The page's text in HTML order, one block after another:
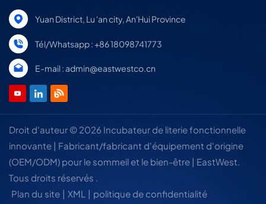
Yuan District, Lu 'an city, An'Hui Province
Tél/Whatsapp : +86 18098741773
E-mail : admin@eastwestco.cn
Droit d'auteur © 2026 Incubateur de literie fonctionnelle
innovante | Fabricant/fabricant d'équipement d'origine
(OEM/ODM) pour le sommeil et le bien-être | EastWest.
Tous droits réservés .
Plan du site | XML | politique de confidentialité